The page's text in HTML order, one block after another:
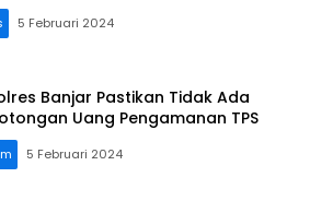
5 Februari 2024
Banjar Pastikan Tidak Ada
Uang Pengamanan TPS
5 Februari 2024